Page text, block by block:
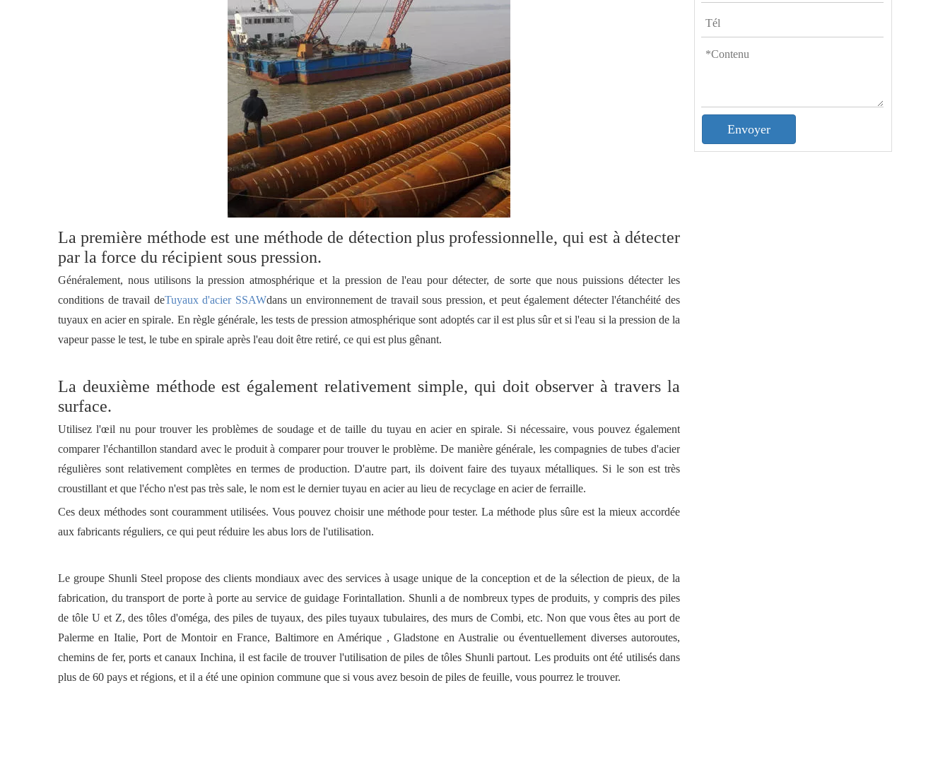
La première méthode est une méthode de détection plus professionnelle, qui est à détecter
par la force du récipient sous pression.
Généralement, nous utilisons la pression atmosphérique et la pression de l'eau pour détecter, de sorte que nous puissions détecter les
conditions de travail deTuyaux d'acier SSAWdans un environnement de travail sous pression, et peut également détecter l'étanchéité des
tuyaux en acier en spirale. En règle générale, les tests de pression atmosphérique sont adoptés car il est plus sûr et si l'eau si la pression de la
vapeur passe le test, le tube en spirale après l'eau doit être retiré, ce qui est plus gênant.
La deuxième méthode est également relativement simple, qui doit observer à travers la
surface.
Utilisez l'œil nu pour trouver les problèmes de soudage et de taille du tuyau en acier en spirale. Si nécessaire, vous pouvez également
comparer l'échantillon standard avec le produit à comparer pour trouver le problème. De manière générale, les compagnies de tubes d'acier
régulières sont relativement complètes en termes de production. D'autre part, ils doivent faire des tuyaux métalliques. Si le son est très
croustillant et que l'écho n'est pas très sale, le nom est le dernier tuyau en acier au lieu de recyclage en acier de ferraille.
Ces deux méthodes sont couramment utilisées. Vous pouvez choisir une méthode pour tester. La méthode plus sûre est la mieux accordée
aux fabricants réguliers, ce qui peut réduire les abus lors de l'utilisation.
Le groupe Shunli Steel propose des clients mondiaux avec des services à usage unique de la conception et de la sélection de pieux, de la
fabrication, du transport de porte à porte au service de guidage Forintallation. Shunli a de nombreux types de produits, y compris des piles
de tôle U et Z, des tôles d'oméga, des piles de tuyaux, des piles tuyaux tubulaires, des murs de Combi, etc. Non que vous êtes au port de
Palerme en Italie, Port de Montoir en France, Baltimore en Amérique , Gladstone en Australie ou éventuellement diverses autoroutes,
chemins de fer, ports et canaux Inchina, il est facile de trouver l'utilisation de piles de tôles Shunli partout. Les produits ont été utilisés dans
plus de 60 pays et régions, et il a été une opinion commune que si vous avez besoin de piles de feuille, vous pourrez le trouver.
Envoyer